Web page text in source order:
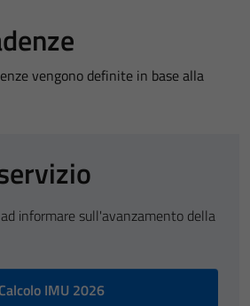
vengono definite in base alla
informare sull'avanzamento della
Calcolo IMU 2026